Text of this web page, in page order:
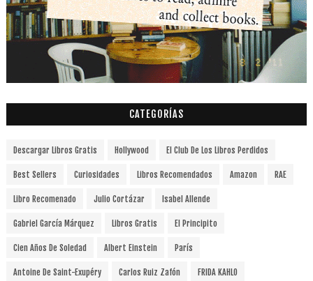
CATEGORÍAS
Descargar Libros Gratis Hollywood El Club De Los Libros Perdidos
Best Sellers Curiosidades Libros Recomendados Amazon RAE
Libro Recomenado Julio Cortázar Isabel Allende
Gabriel García Márquez Libros Gratis El Principito
Cien Años De Soledad Albert Einstein París
Antoine De Saint-Exupéry Carlos Ruiz Zafón FRIDA KAHLO